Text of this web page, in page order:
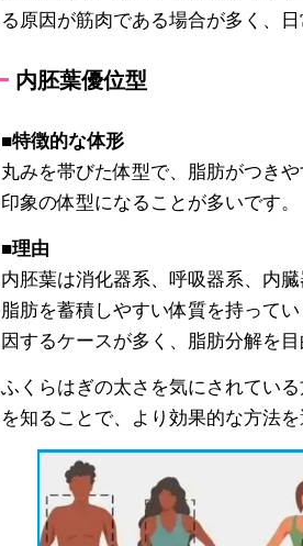
る原因が筋肉である場合が多く、
内胚葉優位型
■特徴的な体形
丸みを帯びた体型で、脂肪がつき
印象の体型になることが多いです。
■理由
内胚葉は消化器系、呼吸器系、内
脂肪を蓄積しやすい体質を持って
因するケースが多く、脂肪分解を
ふくらはぎの太さを気にされてい
を知ることで、より効果的な方法